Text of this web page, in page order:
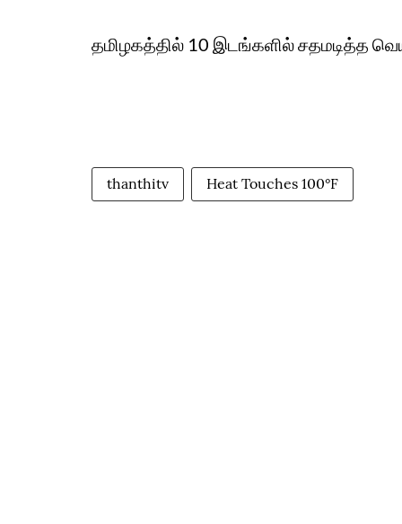
தமிழகத்தில் 10 இடங்களில் சதமடித்த
thanthitv Heat Touches 100°F